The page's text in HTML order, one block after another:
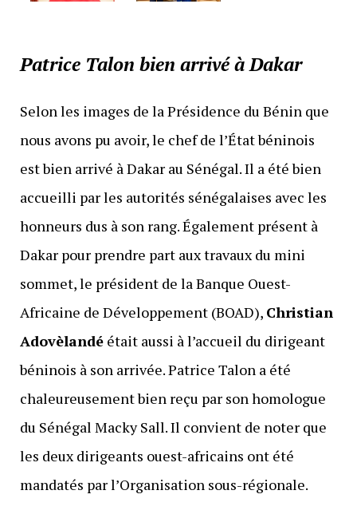
Patrice Talon bien arrivé à Dakar
Selon les images de la Présidence du Bénin que
nous avons pu avoir, le chef de l’État béninois
est bien arrivé à Dakar au Sénégal. Il a été bien
accueilli par les autorités sénégalaises avec les
honneurs dus à son rang. Également présent à
Dakar pour prendre part aux travaux du mini
sommet, le président de la Banque Ouest-
Africaine de Développement (BOAD), Christian
Adovèlandéétait aussi à l’accueil du dirigeant
béninois à son arrivée. Patrice Talon a été
chaleureusement bien reçu par son homologue
du Sénégal Macky Sall. Il convient de noter que
les deux dirigeants ouest-africains ont été
mandatés par l’Organisation sous-régionale.